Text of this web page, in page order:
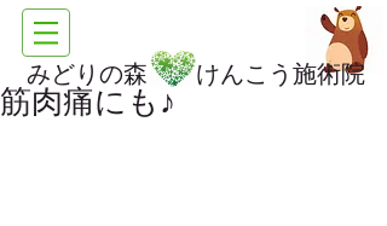
みどりの森 けんこう施術院
筋肉痛にも♪